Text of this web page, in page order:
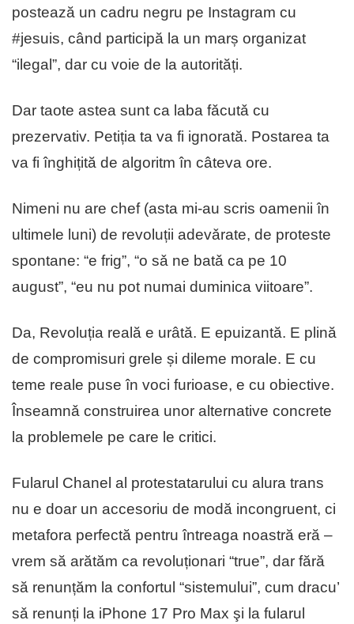
postează un cadru negru pe Instagram cu
#jesuis, când participă la un marș organizat
“ilegal”, dar cu voie de la autorități.
Dar taote astea sunt ca laba fǎcutǎ cu
prezervativ. Petiția ta va fi ignorată. Postarea ta
va fi înghițită de algoritm în câteva ore.
Nimeni nu are chef (asta mi-au scris oamenii în
ultimele luni) de revoluții adevǎrate, de proteste
spontane: “e frig”, “o sǎ ne batǎ ca pe 10
august”, “eu nu pot numai duminica viitoare”.
Da, Revoluția reală e urâtă. E epuizantă. E plină
de compromisuri grele și dileme morale. E cu
teme reale puse în voci furioase, e cu obiective.
Înseamnǎ construirea unor alternative concrete
la problemele pe care le critici.
Fularul Chanel al protestatarului cu alura trans
nu e doar un accesoriu de modă incongruent, ci
metafora perfectă pentru întreaga noastră eră –
vrem să arătăm ca revoluționari “true”, dar fără
să renunțăm la confortul “sistemului”, cum dracu’
sǎ renunți la iPhone 17 Pro Max şi la fularul